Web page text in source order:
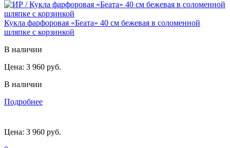
Кукла фарфоровая «Беата» 40 см бежевая в соломенной
шляпке с корзинкой
В наличии
Цена: 3 960 руб.
В наличии
Подробнее
Цена: 3 960 руб.